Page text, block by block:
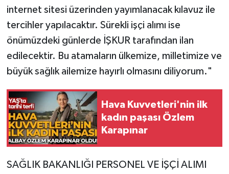
internet sitesi üzerinden yayımlanacak kılavuz ile
tercihler yapılacaktır. Sürekli işçi alımı ise
önümüzdeki günlerde İŞKUR tarafından ilan
edilecektir. Bu atamaların ülkemize, milletimize ve
büyük sağlık ailemize hayırlı olmasını diliyorum."
Hava Kuvvetleri'nin ilk
kadın paşası Özlem
Karapınar
SAĞLIK BAKANLIĞI PERSONEL VE İŞÇİ ALIMI